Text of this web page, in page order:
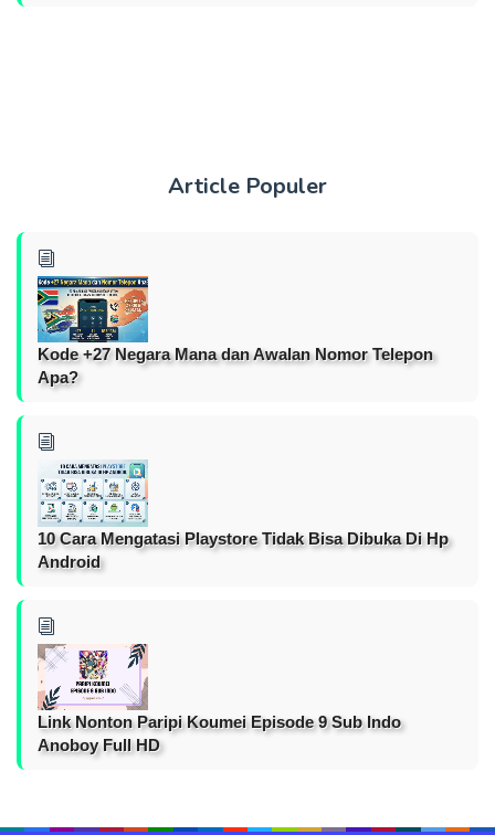
Article Populer
Kode +27 Negara Mana dan Awalan Nomor Telepon
Apa?
10 Cara Mengatasi Playstore Tidak Bisa Dibuka Di Hp
Android
Link Nonton Paripi Koumei Episode 9 Sub Indo
Anoboy Full HD